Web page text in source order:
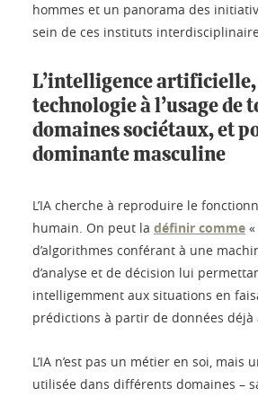
hommes et un panorama des
sein de ces instituts
L’intelligence artificielle,
technologie à l’usage de
domaines sociétaux, et
dominante masculine
L’IA cherche à reproduire le
humain. On peut la définir comme
d’algorithmes conférant à une
d’analyse et de décision lui
intelligemment aux situations en
prédictions à partir de données déjà
L’IA n’est pas un métier en soi, mais
utilisée dans différents domaines –